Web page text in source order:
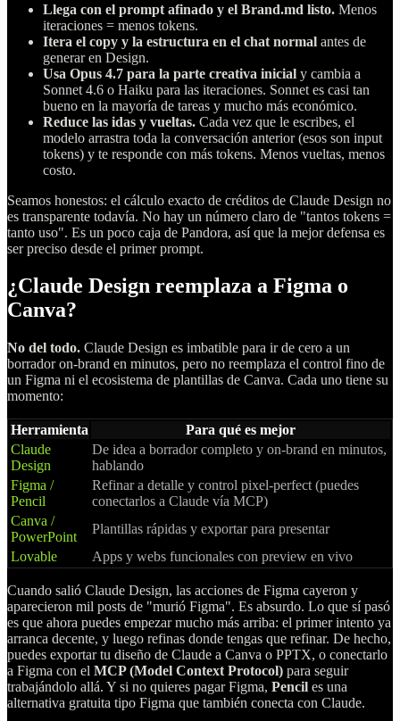
Llega con el prompt afinado y el Brand.md listo. Menos
iteraciones = menos tokens.
Itera el copy y la estructura en el chat normal antes de
generar en Design.
Usa Opus 4.7 para la parte creativa inicial y cambia a
Sonnet 4.6 o Haiku para las iteraciones. Sonnet es casi tan
bueno en la mayoría de tareas y mucho más económico.
Reduce las idas y vueltas. Cada vez que le escribes, el
modelo arrastra toda la conversación anterior (esos son input
tokens) y te responde con más tokens. Menos vueltas, menos
costo.
Seamos honestos: el cálculo exacto de créditos de Claude Design no
es transparente todavía. No hay un número claro de "tantos tokens =
tanto uso". Es un poco caja de Pandora, así que la mejor defensa es
ser preciso desde el primer prompt.
¿Claude Design reemplaza a Figma o
Canva?
No del todo. Claude Design es imbatible para ir de cero a un
borrador on-brand en minutos, pero no reemplaza el control fino de
un Figma ni el ecosistema de plantillas de Canva. Cada uno tiene su
momento:
Herramienta
Para qué es mejor
Claude
Design
De idea a borrador completo y on-brand en minutos,
hablando
Figma /
Pencil
Refinar a detalle y control pixel-perfect (puedes
conectarlos a Claude vía MCP)
Canva /
PowerPoint
Plantillas rápidas y exportar para presentar
Lovable
Apps y webs funcionales con preview en vivo
Cuando salió Claude Design, las acciones de Figma cayeron y
aparecieron mil posts de "murió Figma". Es absurdo. Lo que sí pasó
es que ahora puedes empezar mucho más arriba: el primer intento ya
arranca decente, y luego refinas donde tengas que refinar. De hecho,
puedes exportar tu diseño de Claude a Canva o PPTX, o conectarlo
a Figma con el MCP (Model Context Protocol) para seguir
trabajándolo allá. Y si no quieres pagar Figma, Pencil es una
alternativa gratuita tipo Figma que también conecta con Claude.